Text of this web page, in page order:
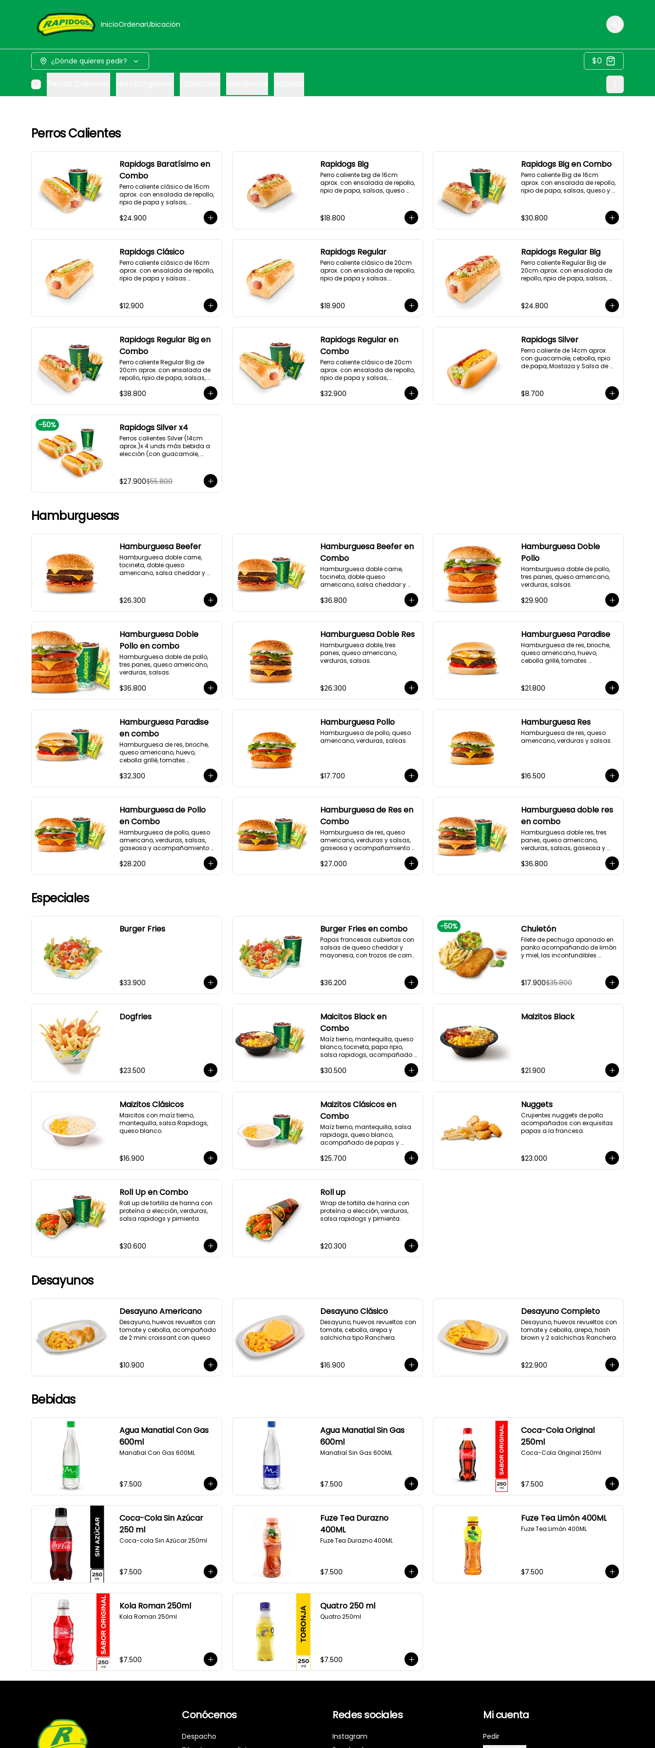
InicioOrdenarUbicación Login
¿Dónde quieres pedir? $0
Perros Calientes
Rapidogs Baratísimo en
Combo
Perro caliente clásico de 16cm
aprox. con ensalada de repollo,
ripio de papa y salsas,
bebida a elección. (Hot Dog)
$24.900
Rapidogs Big
Perro caliente big de 16cm
aprox. con ensalada de repollo,
ripio de papa, salsas, queso
$18.800
Rapidogs Big en Combo
Perro caliente Big de 16cm
aprox. con ensalada de repollo,
ripio de papa, salsas, queso y
Dog)
$30.800
Rapidogs Clásico
Perro caliente clásico de 16cm
aprox. con ensalada de repollo,
ripio de papa y salsas.
$12.900
Rapidogs Regular
Perro caliente clásico de 20cm
aprox. con ensalada de repollo,
ripio de papa y salsas.
$18.900
Rapidogs Regular Big
Perro caliente Regular Big de
20cm aprox. con ensalada de
repollo, ripio de papa, salsas,
$24.800
Rapidogs Regular Big en
Combo
Perro caliente Regular Big de
20cm aprox. con ensalada de
repollo, ripio de papa, salsas,
acompañado de papas y
$38.800
Rapidogs Regular en
Combo
Perro caliente clásico de 20cm
aprox. con ensalada de repollo,
ripio de papa y salsas,
bebida a elección. (Hot Dog)
$32.900
Rapidogs Silver
Perro caliente de 14cm aprox.
con guacamole, cebolla, ripio
de papa, Mostaza y Salsa de
$8.700
-50% Rapidogs Silver x4
Perros calientes Silver (14cm
aprox.)x 4 unds más bebida a
elección (con guacamole,
$27.900$55.800
Hamburguesas
Hamburguesa Beefer
Hamburguesa doble carne,
tocineta, doble queso
americano, salsa cheddar y
$26.300
Hamburguesa Beefer en
Combo
Hamburguesa doble carne,
tocineta, doble queso
americano, salsa cheddar y
acompañamiento a elección.
$36.800
Hamburguesa Doble
Pollo
Hamburguesa doble de pollo,
tres panes, queso americano,
verduras, salsas.
$29.900
Hamburguesa Doble
Pollo en combo
Hamburguesa doble de pollo,
tres panes, queso americano,
verduras, salsas.
$36.800
Hamburguesa Doble Res
Hamburguesa doble, tres
panes, queso americano,
verduras, salsas.
$26.300
Hamburguesa Paradise
Hamburguesa de res, brioche,
queso americano, huevo,
cebolla grillé, tomates
$21.800
Hamburguesa Paradise
en combo
Hamburguesa de res, brioche,
queso americano, huevo,
cebolla grillé, tomates
acompañamiento a elección.
$32.300
Hamburguesa Pollo
Hamburguesa de pollo, queso
americano, verduras, salsas.
$17.700
Hamburguesa Res
Hamburguesa de res, queso
americano, verduras y salsas.
$16.500
Hamburguesa de Pollo
en Combo
Hamburguesa de pollo, queso
americano, verduras, salsas,
gaseosa y acompañamiento a
$28.200
Hamburguesa de Res en
Combo
Hamburguesa de res, queso
americano, verduras y salsas,
gaseosa y acompañamiento a
$27.000
Hamburguesa doble res
en combo
Hamburguesa doble res, tres
panes, queso americano,
verduras, salsas, gaseosa y
acompañamiento a elección.
$36.800
Especiales
Burger Fries
$33.900
Burger Fries en combo
Papas francesas cubiertas con
salsas de queso cheddar y
mayonesa, con trozos de carne
lechuga, cebollín, trozos de
tomate maduro y trozos de
cebollas de piel roja y gaseosa
a elección.
$36.200
-50% Chuletón
Filete de pechuga apanado en
panko acompañando de limón
y miel, las inconfundibles
lechuga lisa en julianas,
tomates cherrys cortados en
mitades con vinagreta.
$17.900$35.800
Dogfries
$23.500
Maicitos Black en
Combo
Maíz tierno, mantequilla, queso
blanco, tocineta, papa ripio,
salsa rapidogs, acompañado
de papas y bebida a elección.
$30.500
Maizitos Black
$21.900
Maizitos Clásicos
Maicitos con maíz tierno,
mantequilla, salsa Rapidogs,
queso blanco.
$16.900
Maizitos Clásicos en
Combo
Maíz tierno, mantequilla, salsa
rapidogs, queso blanco,
acompañado de papas y
$25.700
Nuggets
Crujientes nuggets de pollo
acompañados con exquisitas
papas a la francesa.
$23.000
Roll Up en Combo
Roll up de tortilla de harina con
proteína a elección, verduras,
salsa rapidogs y pimienta.
$30.600
Roll up
Wrap de tortilla de harina con
proteína a elección, verduras,
salsa rapidogs y pimienta.
$20.300
Desayunos
Desayuno Americano
Desayuno, huevos revueltos con
tomate y cebolla, acompañado
de 2 mini croissant con queso.
$10.900
Desayuno Clásico
Desayuno, huevos revueltos con
tomate, cebolla, arepa y
salchicha tipo Ranchera.
$16.900
Desayuno Completo
Desayuno, huevos revueltos con
tomate y cebolla, arepa, hash
brown y 2 salchichas Ranchera.
$22.900
Bebidas
Agua Manatial Con Gas
600ml
Manatial Con Gas 600ML
$7.500
Agua Manatial Sin Gas
600ml
Manatial Sin Gas 600ML
$7.500
Coca-Cola Original
250ml
Coca-Cola Original 250ml
$7.500
Coca-Cola Sin Azúcar
250 ml
Coca-cola Sin Azúcar 250ml
$7.500
Fuze Tea Durazno
400ML
Fuze Tea Durazno 400ML
$7.500
Fuze Tea Limón 400ML
Fuze Tea Limón 400ML
$7.500
Kola Roman 250ml
Kola Roman 250ml
$7.500
Quatro 250 ml
Quatro 250ml
$7.500
Conócenos
Despacho
Redes sociales
Instagram
Mi cuenta
Pedir